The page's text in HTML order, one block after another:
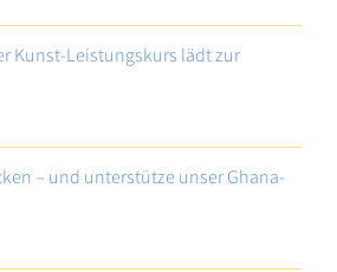
Kunst-Leistungskurs lädt zur
– und unterstütze unser Ghana-